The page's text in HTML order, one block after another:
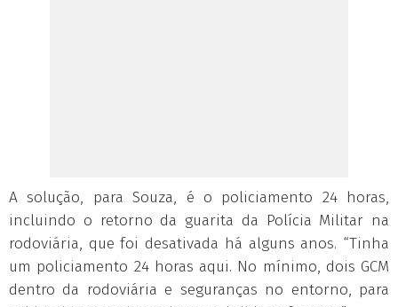
A solução, para Souza, é o policiamento 24 horas,
incluindo o retorno da guarita da Polícia Militar na
rodoviária, que foi desativada há alguns anos. “Tinha
um policiamento 24 horas aqui. No mínimo, dois GCM
dentro da rodoviária e seguranças no entorno, para